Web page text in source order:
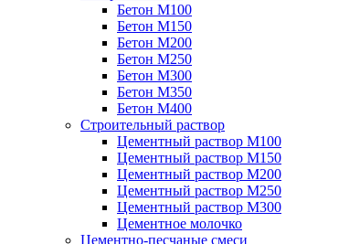
Бетон М100
Бетон М150
Бетон М200
Бетон М250
Бетон М300
Бетон М350
Бетон М400
Строительный раствор
Цементный раствор М100
Цементный раствор М150
Цементный раствор М200
Цементный раствор М250
Цементный раствор М300
Цементное молочко
Цементно-песчаные смеси